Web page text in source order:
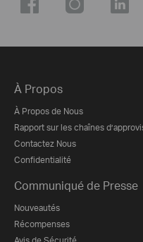
À Propos
À Propos de Nous
Rapport sur les chaînes
Contactez Nous
Confidentialité
Communiqué de Presse
Nouveautés
Récompenses